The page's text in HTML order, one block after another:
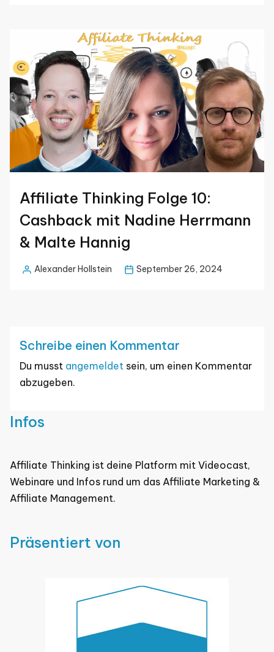
Affiliate Thinking Folge 10:
Cashback mit Nadine Herrmann
& Malte Hannig
PostedAlexander Hollstein September 26, 2024
Schreibe einen Kommentar
Du musst angemeldet sein, um einen Kommentar
abzugeben.
Infos
Affiliate Thinking ist deine Platform mit Videocast,
Webinare und Infos rund um das Affiliate Marketing &
Affiliate Management.
Präsentiert von